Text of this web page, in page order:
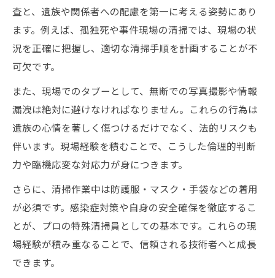
査と、遺族や関係者への配慮を第一に考える姿勢にあり
ます。例えば、孤独死や事件現場の清掃では、現場の状
況を正確に把握し、適切な清掃手順を計画することが不
可欠です。
また、現場でのタブーとして、無断での写真撮影や情報
漏洩は絶対に避けなければなりません。これらの行為は
遺族の心情を著しく傷つけるだけでなく、法的リスクも
伴います。現場経験を積むことで、こうした倫理的判断
力や臨機応変な対応力が身につきます。
さらに、清掃作業中は防護服・マスク・手袋などの着用
が必須です。感染症対策や自身の安全確保を徹底するこ
とが、プロの特殊清掃員としての基本です。これらの現
場経験が積み重なることで、信頼される技術者へと成長
できます。